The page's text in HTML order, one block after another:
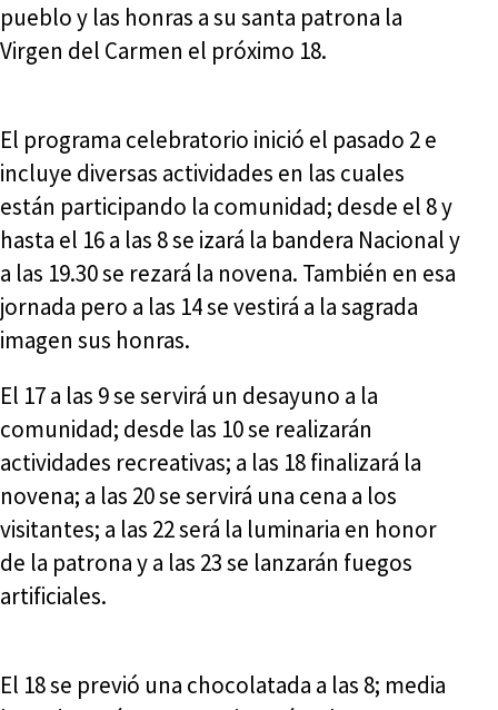
pueblo y las honras a su santa patrona la
Virgen del Carmen el próximo 18.
El programa celebratorio inició el pasado 2 e
incluye diversas actividades en las cuales
están participando la comunidad; desde el 8 y
hasta el 16 a las 8 se izará la bandera Nacional y
a las 19.30 se rezará la novena. También en esa
jornada pero a las 14 se vestirá a la sagrada
imagen sus honras.
El 17 a las 9 se servirá un desayuno a la
comunidad; desde las 10 se realizarán
actividades recreativas; a las 18 finalizará la
novena; a las 20 se servirá una cena a los
visitantes; a las 22 será la luminaria en honor
de la patrona y a las 23 se lanzarán fuegos
artificiales.
El 18 se previó una chocolatada a las 8; media